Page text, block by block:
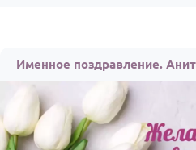
Именное поздравление.